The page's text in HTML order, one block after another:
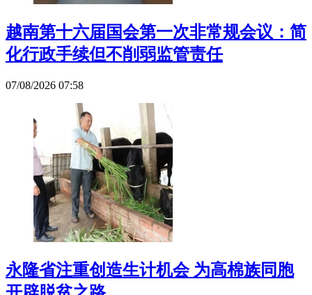
越南第十六届国会第一次非常规会议：简
化行政手续但不削弱监管责任
07/08/2026 07:58
永隆省注重创造生计机会 为高棉族同胞